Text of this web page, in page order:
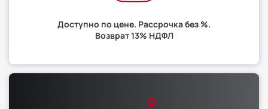
Доступно по цене. Рассрочка без %.
Возврат 13% НДФЛ